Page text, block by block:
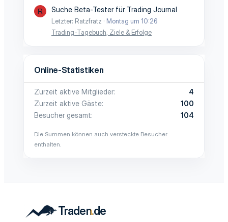
R Suche Beta-Tester für Trading Journal
Letzter: Ratzfratz
Montag um 10:26
Trading-Tagebuch, Ziele & Erfolge
Online-Statistiken
Zurzeit aktive Mitglieder
4
Zurzeit aktive Gäste
100
Besucher gesamt
104
Die Summen können auch versteckte Besucher
enthalten.